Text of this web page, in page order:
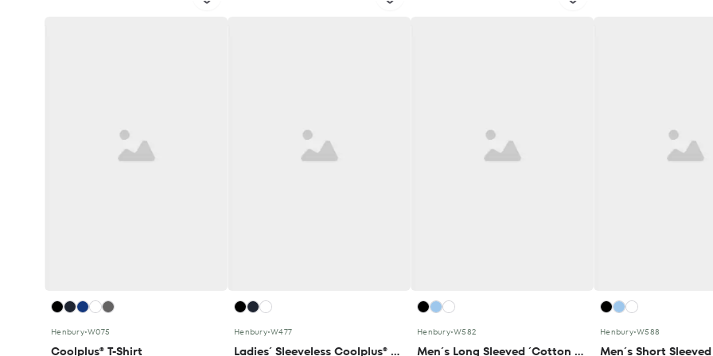
Henbury•W075
Coolplus® T-Shirt
Henbury•W477
Ladies´ Sleeveless Coolplus® Polo Shirt
Henbury•W582
Men´s Long Sleeved ´Cotton Feel´ Coolplus® Shirt
Henbury•W588